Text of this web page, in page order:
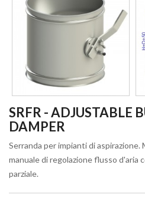
SRFR - ADJUSTABLE
DAMPER
Serranda per impianti di aspirazione.
manuale di regolazione flusso d'aria
parziale.